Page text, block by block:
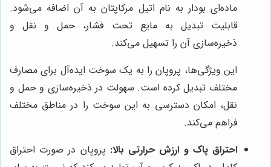
ماده‌ای بودار به نام اتیل مرکاپتان به آن اضافه می‌شود.
قابلیت تبدیل به مایع تحت فشار، حمل و نقل و
ذخیره‌سازی آن را تسهیل می‌کند.
این ویژگی‌ها، پروپان را به یک سوخت ایده‌آل برای مصارف
مختلف تبدیل کرده است. سهولت در ذخیره‌سازی و حمل و
نقل، امکان دسترسی به این سوخت را در مناطق مختلف
فراهم می‌کند.
احتراق پاک و ارزش حرارتی بالا: پروپان در صورت احتراق